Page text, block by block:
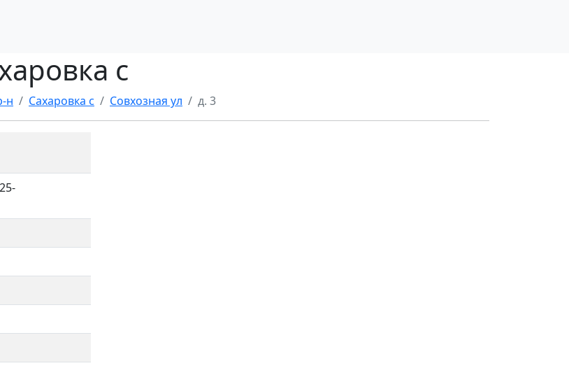
с
н Сахаровка с Совхозная ул д. 3